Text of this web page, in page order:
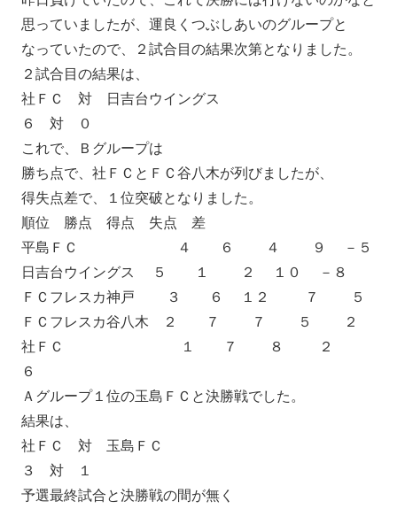
思っていましたが、運良くつぶしあいのグループと
なっていたので、２試合目の結果次第となりました。
２試合目の結果は、
社ＦＣ 対 日吉台ウイングス
６ 対 ０
これで、Ｂグループは
勝ち点で、社ＦＣとＦＣ谷八木が列びましたが、
得失点差で、１位突破となりました。
順位 勝点 得点 失点 差
平島ＦＣ ４ ６ ４ ９ －５
日吉台ウイングス ５ １ ２ １０ －８
ＦＣフレスカ神戸 ３ ６ １２ ７ ５
ＦＣフレスカ谷八木 ２ ７ ７ ５ ２
社ＦＣ １ ７ ８ ２
６
Ａグループ１位の玉島ＦＣと決勝戦でした。
結果は、
社ＦＣ 対 玉島ＦＣ
３ 対 １
予選最終試合と決勝戦の間が無く